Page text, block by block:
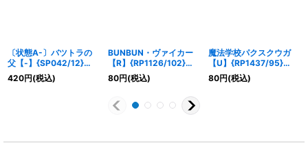
〔状態A-〕バツトラの
父【-】{SP042/12}
《GR》
420円(税込)
BUNBUN・ヴァイカー
【R】{RP1126/102}
《火》
80円(税込)
魔法学校パクスクウガ
【U】{RP1437/95}
《水》
80円(税込)